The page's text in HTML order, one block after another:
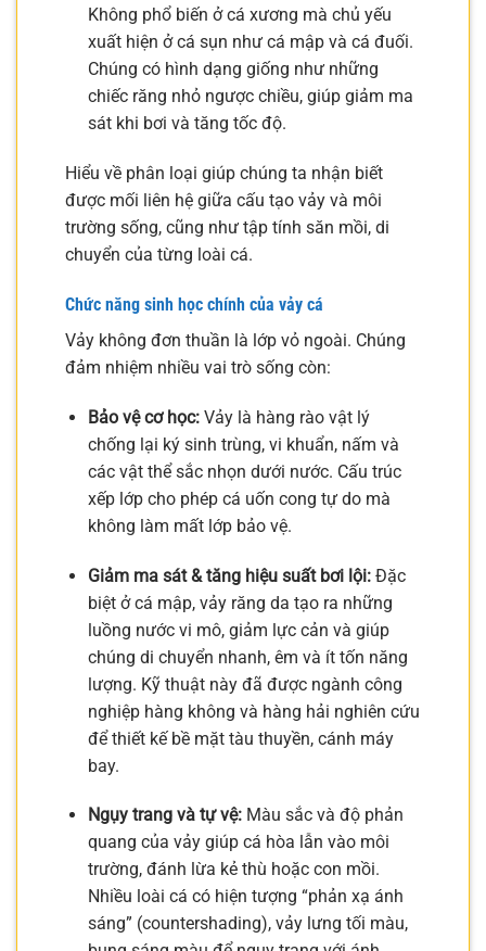
Không phổ biến ở cá xương mà chủ yếu
xuất hiện ở cá sụn như cá mập và cá đuối.
Chúng có hình dạng giống như những
chiếc răng nhỏ ngược chiều, giúp giảm ma
sát khi bơi và tăng tốc độ.
Hiểu về phân loại giúp chúng ta nhận biết
được mối liên hệ giữa cấu tạo vảy và môi
trường sống, cũng như tập tính săn mồi, di
chuyển của từng loài cá.
Chức năng sinh học chính của vảy cá
Vảy không đơn thuần là lớp vỏ ngoài. Chúng
đảm nhiệm nhiều vai trò sống còn:
Bảo vệ cơ học:Vảy là hàng rào vật lý
chống lại ký sinh trùng, vi khuẩn, nấm và
các vật thể sắc nhọn dưới nước. Cấu trúc
xếp lớp cho phép cá uốn cong tự do mà
không làm mất lớp bảo vệ.
Giảm ma sát & tăng hiệu suất bơi lội:Đặc
biệt ở cá mập, vảy răng da tạo ra những
luồng nước vi mô, giảm lực cản và giúp
chúng di chuyển nhanh, êm và ít tốn năng
lượng. Kỹ thuật này đã được ngành công
nghiệp hàng không và hàng hải nghiên cứu
để thiết kế bề mặt tàu thuyền, cánh máy
bay.
Ngụy trang và tự vệ:Màu sắc và độ phản
quang của vảy giúp cá hòa lẫn vào môi
trường, đánh lừa kẻ thù hoặc con mồi.
Nhiều loài cá có hiện tượng “phản xạ ánh
sáng” (countershading), vảy lưng tối màu,